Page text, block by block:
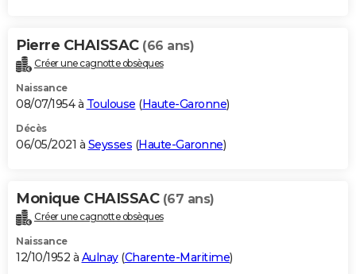
Pierre CHAISSAC (66 ans)
Créer une cagnotte obsèques
Naissance
08/07/1954 à Toulouse (Haute-Garonne)
Décès
06/05/2021 à Seysses (Haute-Garonne)
Monique CHAISSAC (67 ans)
Créer une cagnotte obsèques
Naissance
12/10/1952 à Aulnay(Charente-Maritime)